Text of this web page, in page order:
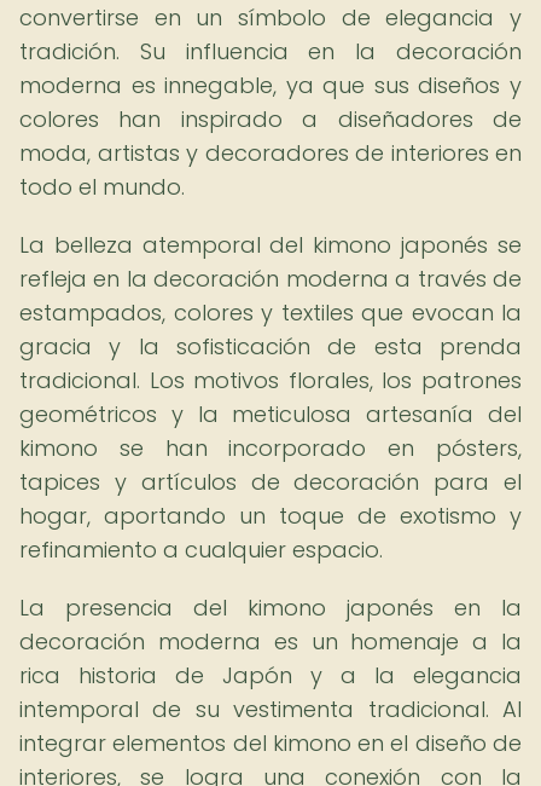
convertirse en un símbolo de elegancia y
tradición. Su influencia en la decoración
moderna es innegable, ya que sus diseños y
colores han inspirado a diseñadores de
moda, artistas y decoradores de interiores en
todo el mundo.
La belleza atemporal del kimono japonés se
refleja en la decoración moderna a través de
estampados, colores y textiles que evocan la
gracia y la sofisticación de esta prenda
tradicional. Los motivos florales, los patrones
geométricos y la meticulosa artesanía del
kimono se han incorporado en pósters,
tapices y artículos de decoración para el
hogar, aportando un toque de exotismo y
refinamiento a cualquier espacio.
La presencia del kimono japonés en la
decoración moderna es un homenaje a la
rica historia de Japón y a la elegancia
intemporal de su vestimenta tradicional. Al
integrar elementos del kimono en el diseño de
interiores, se logra una conexión con la